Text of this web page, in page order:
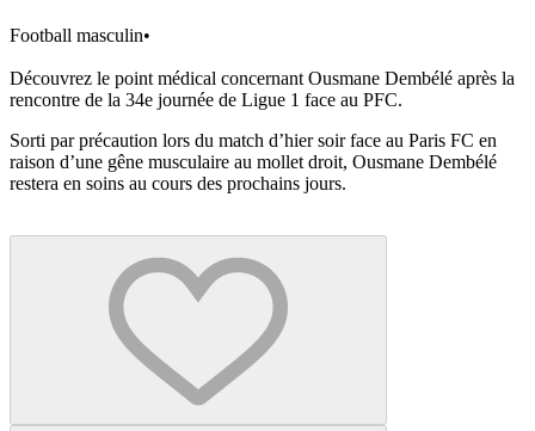
Football masculin•
Découvrez le point médical concernant Ousmane Dembélé après la
rencontre de la 34e journée de Ligue 1 face au PFC.
Sorti par précaution lors du match d’hier soir face au Paris FC en
raison d’une gêne musculaire au mollet droit, Ousmane Dembélé
restera en soins au cours des prochains jours.